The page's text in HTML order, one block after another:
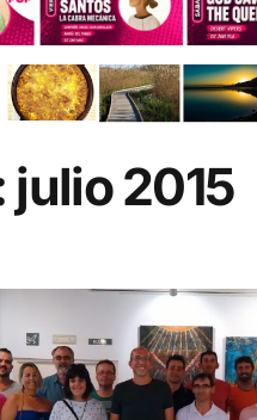
julio 2015